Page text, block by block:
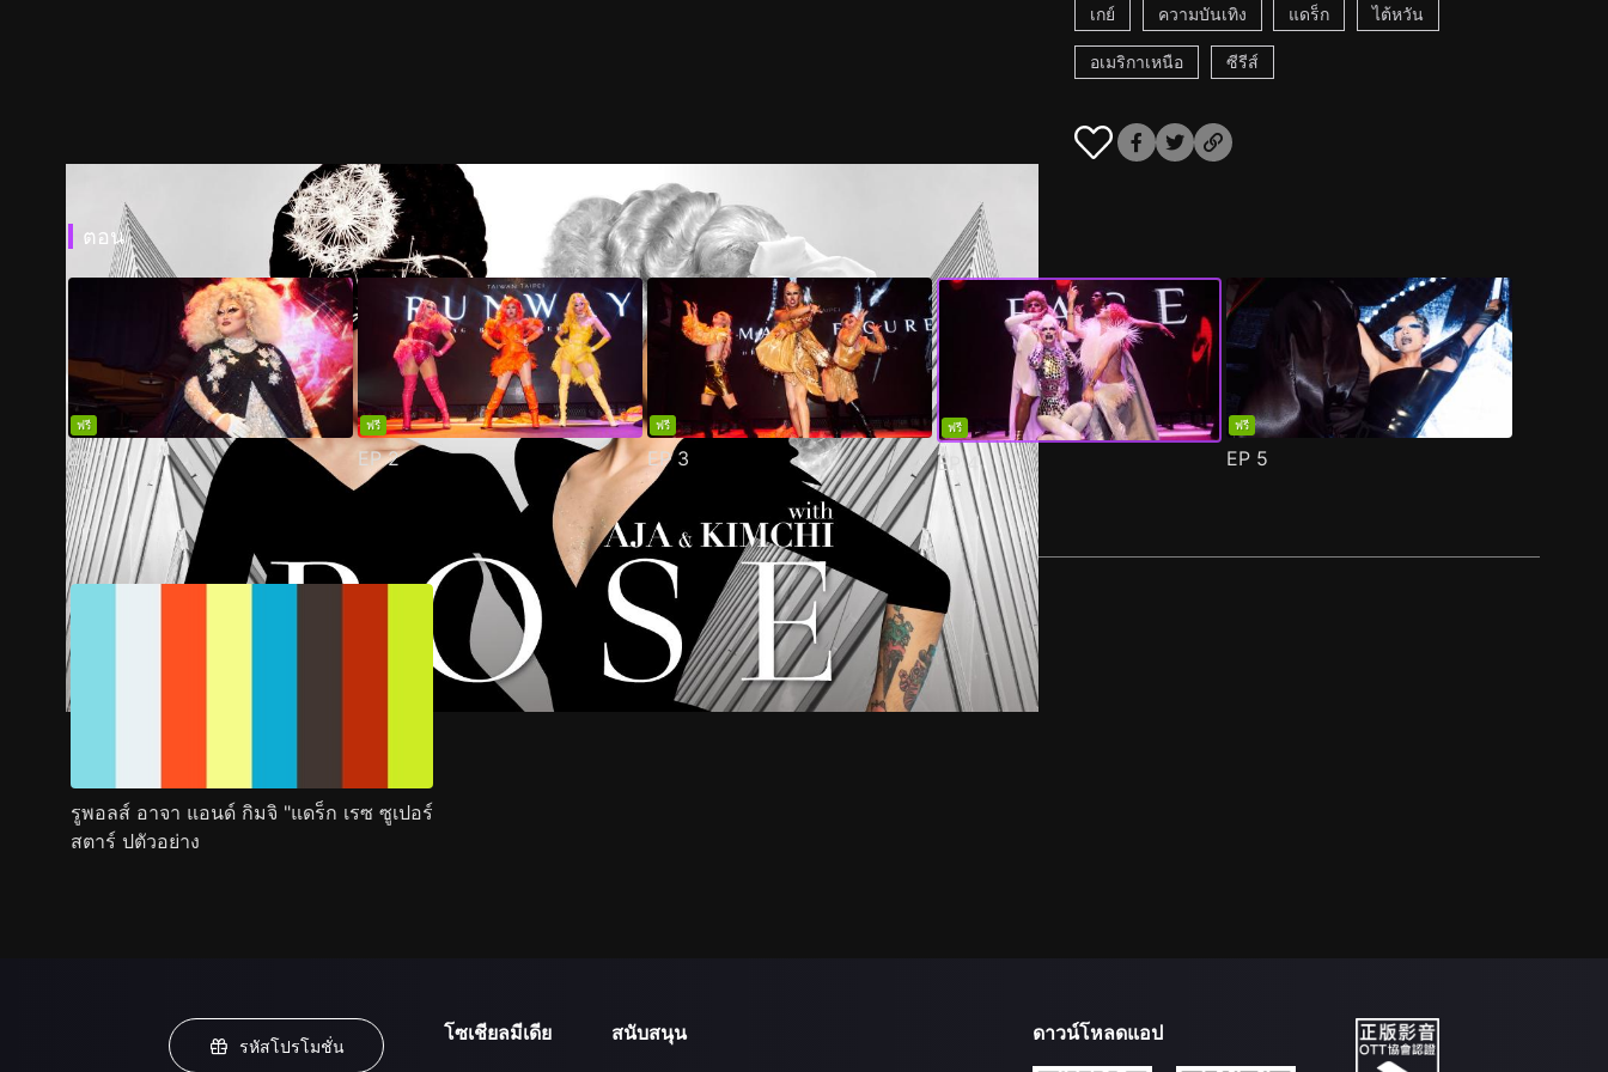
เกย์ ความบันเทิง แดร็ก ไต้หวัน
อเมริกาเหนือ ซีรีส์
ตอน
ฟรี
EP1
ฟรี
EP2
ฟรี
EP3
ฟรี
EP4
ฟรี
EP 5
ตัวอย่าง ภาพนิ่ง
รูพอลส์ อาจา แอนด์ กิมจิ "แดร็ก เรซ ซูเปอร์
สตาร์ ปตัวอย่าง
รหัสโปรโมชั่น
โซเชียลมีเดีย สนับสนุน ดาวน์โหลดแอป